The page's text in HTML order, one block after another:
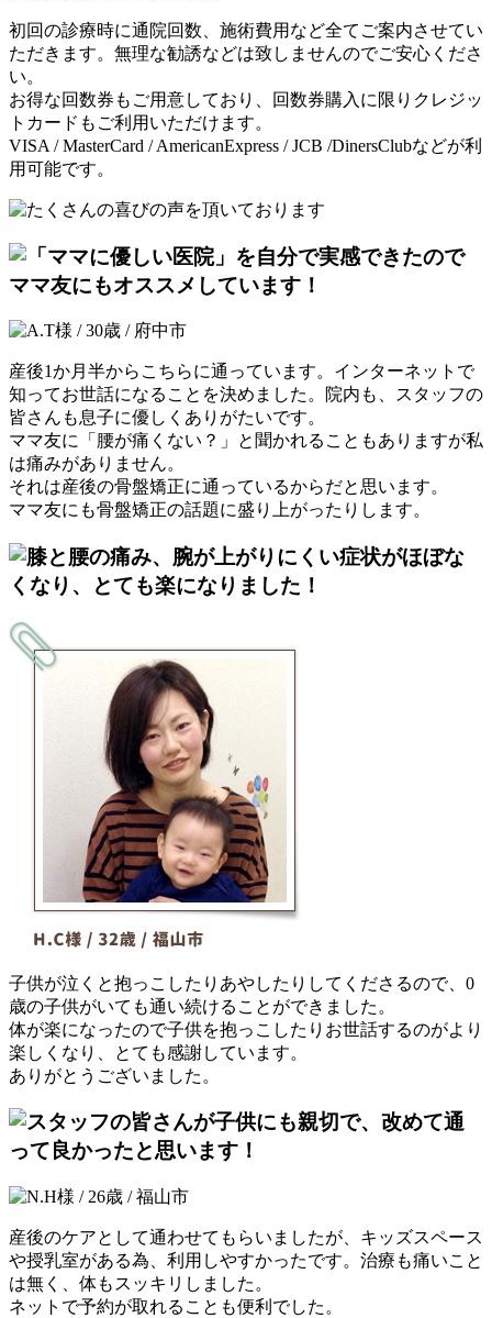
初回の診療時に通院回数、施術費用など全てご案内させてい
ただきます。無理な勧誘などは致しませんのでご安心くださ
い。
お得な回数券もご用意しており、回数券購入に限りクレジッ
トカードもご利用いただけます。
VISA / MasterCard / AmericanExpress / JCB /DinersClubなどが利
用可能です。
産後1か月半からこちらに通っています。インターネットで
知ってお世話になることを決めました。院内も、スタッフの
皆さんも息子に優しくありがたいです。
ママ友に「腰が痛くない？」と聞かれることもありますが私
は痛みがありません。
それは産後の骨盤矯正に通っているからだと思います。
ママ友にも骨盤矯正の話題に盛り上がったりします。
子供が泣くと抱っこしたりあやしたりしてくださるので、0
歳の子供がいても通い続けることができました。
体が楽になったので子供を抱っこしたりお世話するのがより
楽しくなり、とても感謝しています。
ありがとうございました。
産後のケアとして通わせてもらいましたが、キッズスペース
や授乳室がある為、利用しやすかったです。治療も痛いこと
は無く、体もスッキリしました。
ネットで予約が取れることも便利でした。